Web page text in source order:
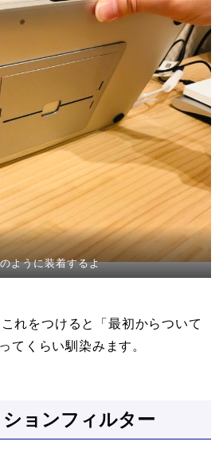
ように装着するよ
れをつけると「最初からついて
てくらい馴染みます。
ョンフィルター